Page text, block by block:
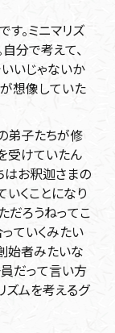
。ミニマリズ
分で考えて、
いじゃないか
想像していた
子たちが修
受けていたん
はお釈迦さまの
くことになり
だろうねってこ
ていくみたい
始者みたいな
だって言い方
ズムを考えるグ